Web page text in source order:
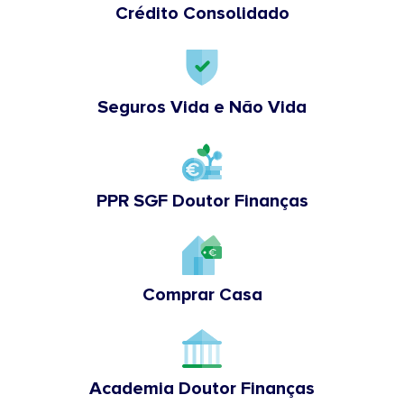
Crédito Consolidado
Seguros Vida e Não Vida
PPR SGF Doutor Finanças
Comprar Casa
Academia Doutor Finanças